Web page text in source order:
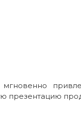
презентацию